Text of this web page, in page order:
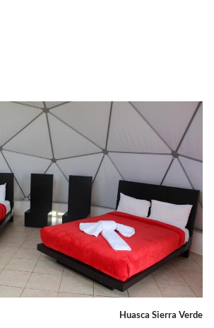
Huasca Sierra Verde